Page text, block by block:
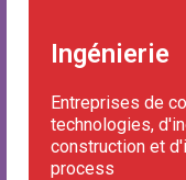
Ingénierie
Entreprises de
technologies,
construction et
process